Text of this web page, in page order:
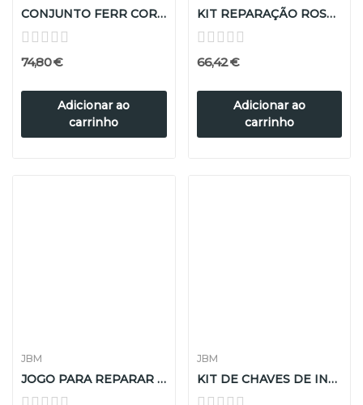
CONJUNTO FERR CORTE 58P. MACHOS E CAÇONETES...
74,80 €
Adicionar ao
carrinho
KIT REPARAÇÃO ROSCAS HELICÓIDAIS
66,42 €
Adicionar ao
carrinho
JBM
JOGO PARA REPARAR ROSCAS DE VELAS DIESEL
JBM
KIT DE CHAVES DE INJETORES